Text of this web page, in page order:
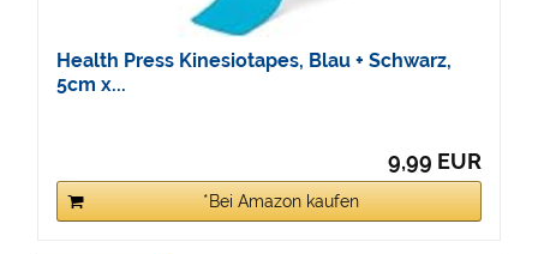
Health Press Kinesiotapes, Blau + Schwarz,
5cm x...
9,99 EUR
*Bei Amazon kaufen